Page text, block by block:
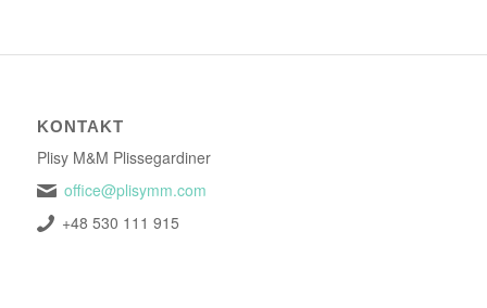
KONTAKT
Plisy M&M Plissegardiner
office@plisymm.com
+48 530 111 915